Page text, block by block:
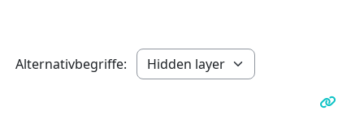
Alternativbegriffe: